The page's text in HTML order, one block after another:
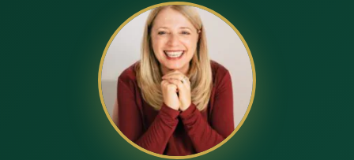
the confidence to raise my rates and a client not only
accepted the increase but gave me more work, helping
me hit my income goals for the next few months. The
shift in how I view myself, my worth, and money has
been profound. I'm starting to receive abundance again
and now I’m doing it from a place of alignment, setting
boundaries, and giving myself permission to receive. If
you're ready to break free from old money stories and
step into a life of abundance and self-empowerment, I